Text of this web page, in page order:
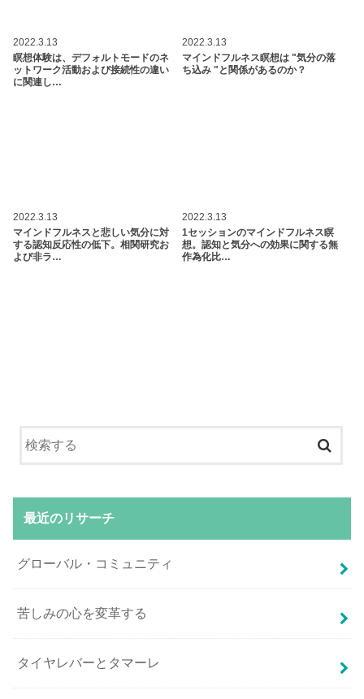
2022.3.13
瞑想体験は、デフォルトモードのネ
ットワーク活動および接続性の違い
に関連し…
2022.3.13
マインドフルネス瞑想は "気分の落
ち込み "と関係があるのか？
2022.3.13
マインドフルネスと悲しい気分に対
する認知反応性の低下。相関研究お
よび非ラ…
2022.3.13
1セッションのマインドフルネス瞑
想。認知と気分への効果に関する無
作為化比…
最近のリサーチ
グローバル・コミュニティ
苦しみの心を変革する
タイヤレバーとタマーレ